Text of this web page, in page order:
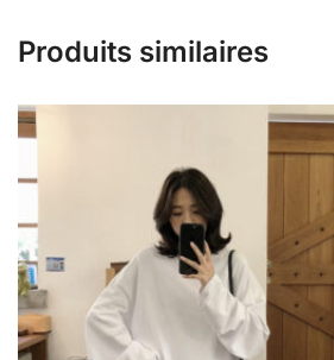
Produits similaires